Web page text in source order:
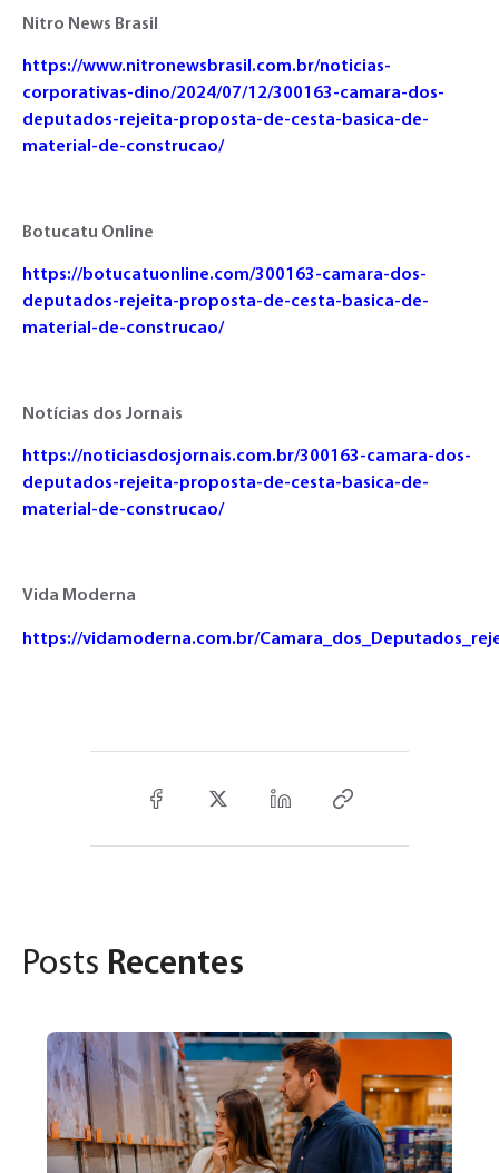
Nitro News Brasil
https://www.nitronewsbrasil.com.br/noticias-
corporativas-dino/2024/07/12/300163-camara-dos-
deputados-rejeita-proposta-de-cesta-basica-de-
material-de-construcao/
Botucatu Online
https://botucatuonline.com/300163-camara-dos-
deputados-rejeita-proposta-de-cesta-basica-de-
material-de-construcao/
Notícias dos Jornais
https://noticiasdosjornais.com.br/300163-camara-dos-
deputados-rejeita-proposta-de-cesta-basica-de-
material-de-construcao/
Vida Moderna
https://vidamoderna.com.br/
Posts Recentes